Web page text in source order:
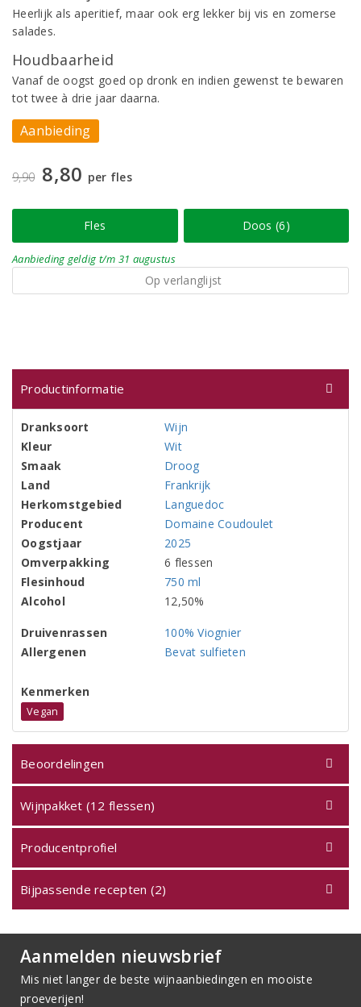
Heerlijk als aperitief, maar ook erg lekker bij vis en zomerse
salades.
Houdbaarheid
Vanaf de oogst goed op dronk en indien gewenst te bewaren
tot twee à drie jaar daarna.
Aanbieding
9,90 8,80 per fles
Fles Doos (6)
Aanbieding geldig t/m 31 augustus
Op verlanglijst
Productinformatie
Dranksoort
Wijn
Kleur
Wit
Smaak
Droog
Land
Frankrijk
Herkomstgebied
Languedoc
Producent
Domaine Coudoulet
Oogstjaar
2025
Omverpakking
6 flessen
Flesinhoud
750 ml
Alcohol
12,50%
Druivenrassen
100% Viognier
Allergenen
Bevat sulfieten
Kenmerken
Vegan
Beoordelingen
Wijnpakket (12 flessen)
Producentprofiel
Bijpassende recepten (2)
Aanmelden nieuwsbrief
Mis niet langer de beste wijnaanbiedingen en mooiste
proeverijen!